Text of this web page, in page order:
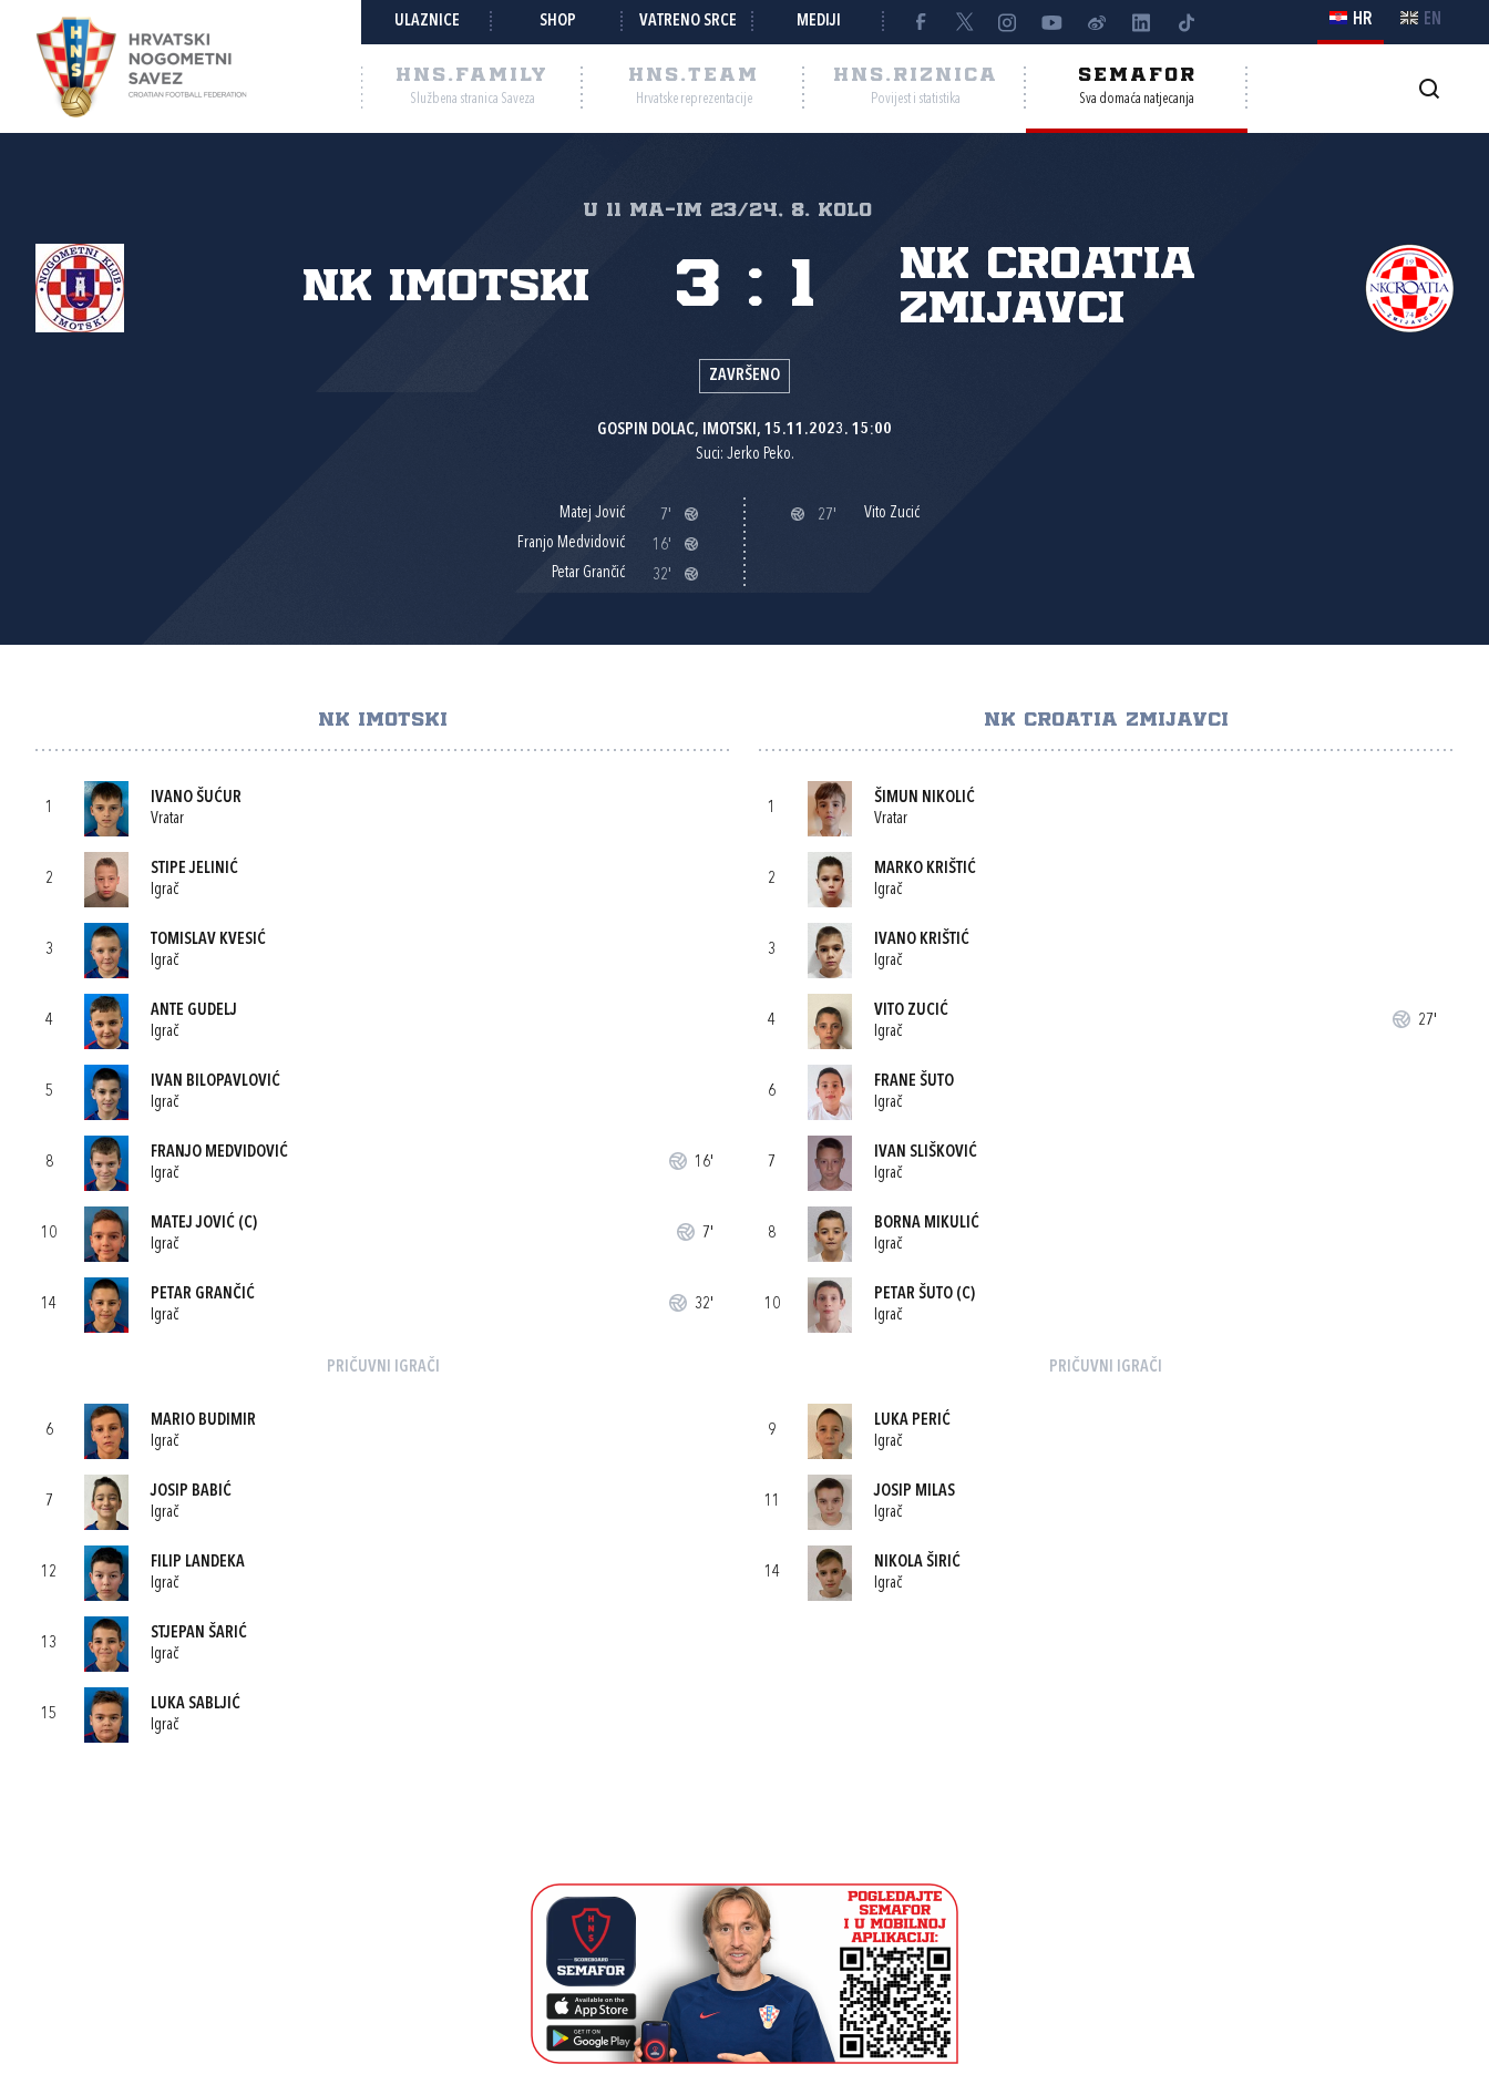
ULAZNICE SHOP VATRENO SRCE MEDIJI HR EN
HNS.FAMILY
Službena stranica Saveza
HNS.TEAM
Hrvatske reprezentacije
HNS.RIZNICA
Povijest i statistika
SEMAFOR
Sva domaća natjecanja
U 11 MA-IM 23/24, 8. kolo
NK Imotski
NK Croatia
Zmijavci
3 : 1
ZAVRŠENO
GOSPIN DOLAC, IMOTSKI, 15.11.2023. 15:00
Suci: Jerko Peko.
Matej Jović
7'
Franjo Medvidović
16'
Petar Grančić
32'
27' Vito Zucić
NK IMOTSKI
1
IVANO ŠUĆUR
Vratar
2
STIPE JELINIĆ
Igrač
3
TOMISLAV KVESIĆ
Igrač
4
ANTE GUDELJ
Igrač
5
IVAN BILOPAVLOVIĆ
Igrač
8
FRANJO MEDVIDOVIĆ
Igrač
16'
10
MATEJ JOVIĆ (C)
Igrač
7'
14
PETAR GRANČIĆ
Igrač
32'
PRIČUVNI IGRAČI
6
MARIO BUDIMIR
Igrač
7
JOSIP BABIĆ
Igrač
12
FILIP LANDEKA
Igrač
13
STJEPAN ŠARIĆ
Igrač
15
LUKA SABLJIĆ
Igrač
NK CROATIA ZMIJAVCI
1
ŠIMUN NIKOLIĆ
Vratar
2
MARKO KRIŠTIĆ
Igrač
3
IVANO KRIŠTIĆ
Igrač
4
VITO ZUCIĆ
Igrač
27'
6
FRANE ŠUTO
Igrač
7
IVAN SLIŠKOVIĆ
Igrač
8
BORNA MIKULIĆ
Igrač
10
PETAR ŠUTO(C)
Igrač
PRIČUVNI IGRAČI
9
LUKA PERIĆ
Igrač
11
JOSIP MILAS
Igrač
14
NIKOLA ŠIRIĆ
Igrač